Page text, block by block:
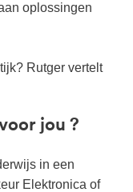
oplossingen
Rutger vertelt
jou ?
in een
Elektronica of